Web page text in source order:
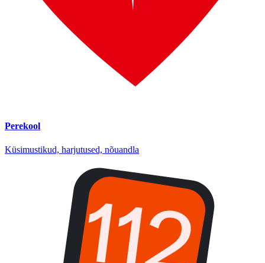
Perekool
Küsimustikud, harjutused, nõuandla